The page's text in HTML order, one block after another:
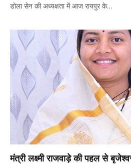
डोला सेन की अध्यक्षता में आज रायपुर के…
मंत्री लक्ष्मी राजवाड़े की पहल से